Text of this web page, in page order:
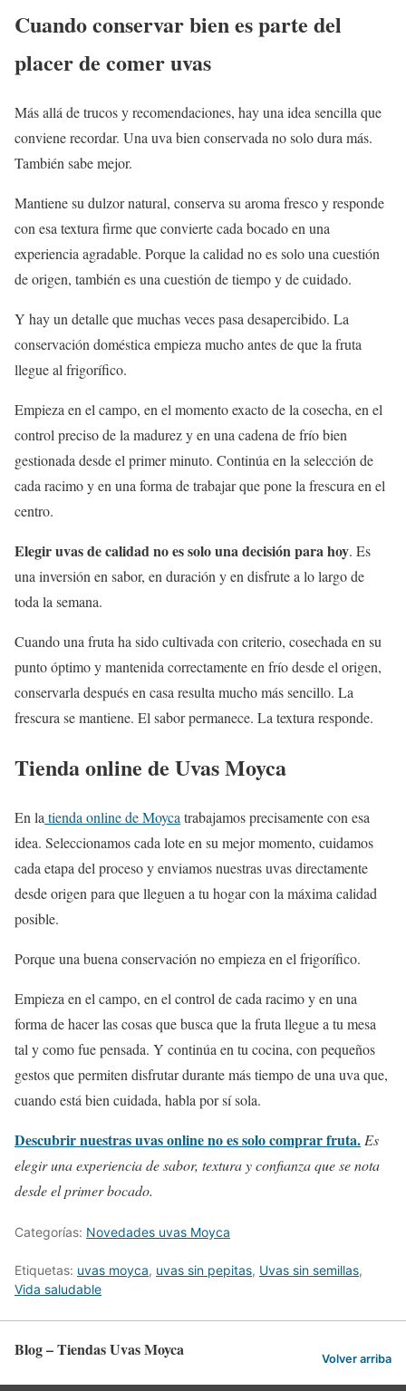
Cuando conservar bien es parte del
placer de comer uvas
Más allá de trucos y recomendaciones, hay una idea sencilla que
conviene recordar. Una uva bien conservada no solo dura más.
También sabe mejor.
Mantiene su dulzor natural, conserva su aroma fresco y responde
con esa textura firme que convierte cada bocado en una
experiencia agradable. Porque la calidad no es solo una cuestión
de origen, también es una cuestión de tiempo y de cuidado.
Y hay un detalle que muchas veces pasa desapercibido. La
conservación doméstica empieza mucho antes de que la fruta
llegue al frigorífico.
Empieza en el campo, en el momento exacto de la cosecha, en el
control preciso de la madurez y en una cadena de frío bien
gestionada desde el primer minuto. Continúa en la selección de
cada racimo y en una forma de trabajar que pone la frescura en el
centro.
Elegir uvas de calidad no es solo una decisión para hoy. Es
una inversión en sabor, en duración y en disfrute a lo largo de
toda la semana.
Cuando una fruta ha sido cultivada con criterio, cosechada en su
punto óptimo y mantenida correctamente en frío desde el origen,
conservarla después en casa resulta mucho más sencillo. La
frescura se mantiene. El sabor permanece. La textura responde.
Tienda online de Uvas Moyca
En la tienda online de Moyca trabajamos precisamente con esa
idea. Seleccionamos cada lote en su mejor momento, cuidamos
cada etapa del proceso y enviamos nuestras uvas directamente
desde origen para que lleguen a tu hogar con la máxima calidad
posible.
Porque una buena conservación no empieza en el frigorífico.
Empieza en el campo, en el control de cada racimo y en una
forma de hacer las cosas que busca que la fruta llegue a tu mesa
tal y como fue pensada. Y continúa en tu cocina, con pequeños
gestos que permiten disfrutar durante más tiempo de una uva que,
cuando está bien cuidada, habla por sí sola.
Descubrir nuestras uvas online no es solo comprar fruta. Es
elegir una experiencia de sabor, textura y confianza que se nota
desde el primer bocado.
Categorías: Novedades uvas Moyca
Etiquetas: uvas moyca, uvas sin pepitas, Uvas sin semillas,
Vida saludable
Blog – Tiendas Uvas Moyca Volver arriba